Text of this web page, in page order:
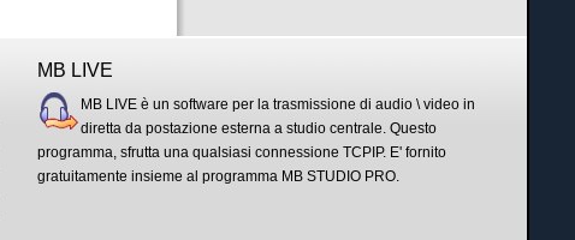
MB LIVE
MB LIVE è un software per la trasmissione di audio \ video in
diretta da postazione esterna a studio centrale. Questo
programma, sfrutta una qualsiasi connessione TCPIP. E' fornito
gratuitamente insieme al programma MB STUDIO PRO.